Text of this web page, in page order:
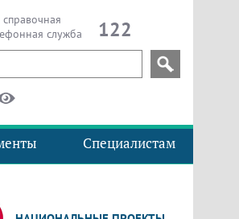
справочная
служба
122
Специалистам